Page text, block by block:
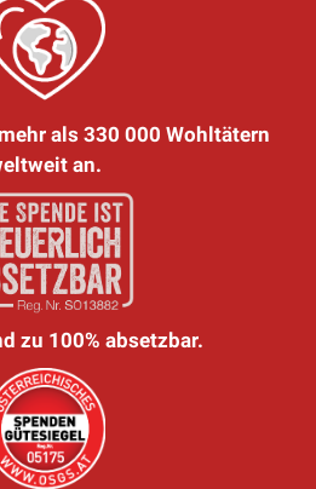
als 330 000 Wohltätern
an.
zu 100% absetzbar.